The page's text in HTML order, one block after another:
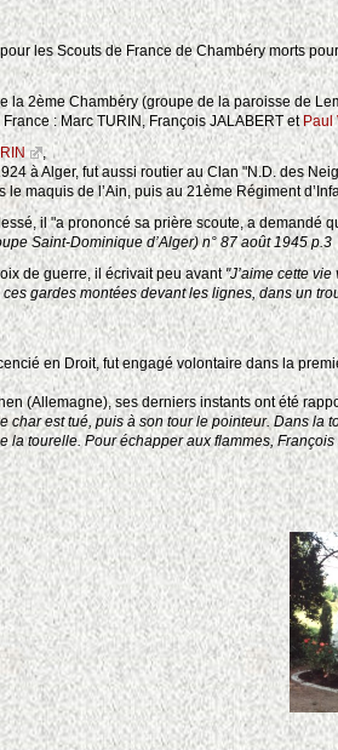
les Scouts de France de Chambéry morts
la 2ème Chambéry (groupe de la paroisse de
: Marc TURIN, François JALABERT etPaul
,
à Alger, fut aussi routier au Clan "N.D. des
le maquis de l’Ain, puis au 21ème Régiment
il "a prononcé sa prière scoute, a demandé
Saint-Dominique d’Alger) n° 87 août 1945 p.3
de guerre, il écrivait peu avant"J’aime cette
gardes montées devant les lignes, dans un
en Droit, fut engagé volontaire dans la
(Allemagne), ses derniers instants ont été
char est tué, puis à son tour le pointeur. Dans
tourelle. Pour échapper aux flammes,